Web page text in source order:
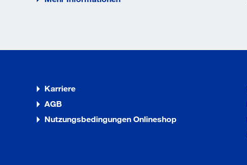
Karriere
AGB
Nutzungsbedingungen Onlineshop